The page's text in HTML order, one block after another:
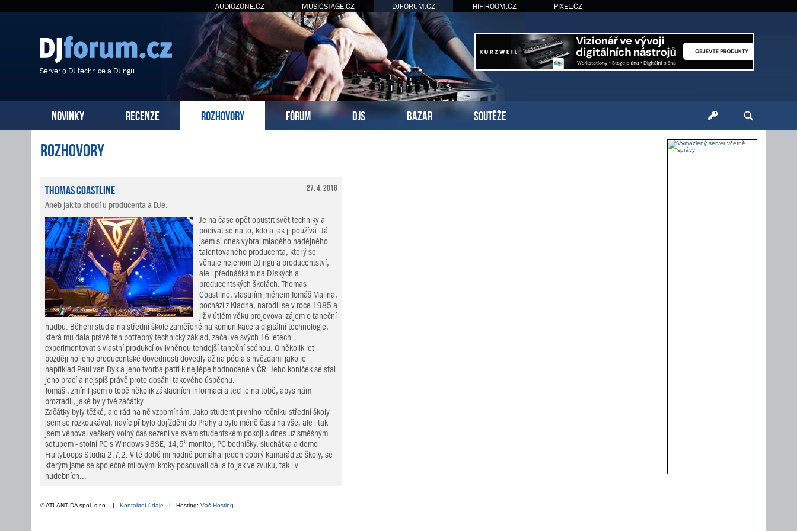
AUDIOZONE.CZ MUSICSTAGE.CZ DJFORUM.CZ HIFIROOM.CZ PIXEL.CZ
Server o DJ technice a DJingu
NOVINKY RECENZE ROZHOVORY FÓRUM DJS BAZAR SOUTĚŽE
Rozhovory
27. 4. 2016
Thomas Coastline
Aneb jak to chodí u producenta a DJe.
Je na čase opět opustit svět techniky a
podívat se na to, kdo a jak ji používá. Já
jsem si dnes vybral mladého nadějného
talentovaného producenta, který se
věnuje nejenom DJingu a producentství,
ale i přednáškám na DJských a
producentských školách. Thomas
Coastline, vlastním jménem Tomáš Malina,
pochází z Kladna, narodil se v roce 1985 a
již v útlém věku projevoval zájem o taneční
hudbu. Během studia na střední škole zaměřené na komunikace a digitální technologie,
která mu dala právě ten potřebný technický základ, začal ve svých 16 letech
experimentovat s vlastní produkcí ovlivněnou tehdejší taneční scénou. O několik let
později ho jeho producentské dovednosti dovedly až na pódia s hvězdami jako je
například Paul van Dyk a jeho tvorba patří k nejlépe hodnocené v ČR. Jeho koníček se stal
jeho prací a nejspíš právě proto dosáhl takového úspěchu.
Tomáši, zmínil jsem o tobě několik základních informací a teď je na tobě, abys nám
prozradil, jaké byly tvé začátky.
Začátky byly těžké, ale rád na ně vzpomínám. Jako student prvního ročníku střední školy
jsem se rozkoukával, navíc přibylo dojíždění do Prahy a bylo méně času na vše, ale i tak
jsem věnoval veškerý volný čas sezení ve svém studentském pokoji s dnes už směšným
setupem - stolní PC s Windows 98SE, 14,5“ monitor, PC bedničky, sluchátka a demo
FruityLoops Studia 2.7.2. V té době mi hodně pomáhal jeden dobrý kamarád ze školy, se
kterým jsme se společně mílovými kroky posouvali dál a to jak ve zvuku, tak i v
hudebních...
© ATLANTIDA spol. s r.o. | Kontaktní údaje | Hosting: Váš Hosting